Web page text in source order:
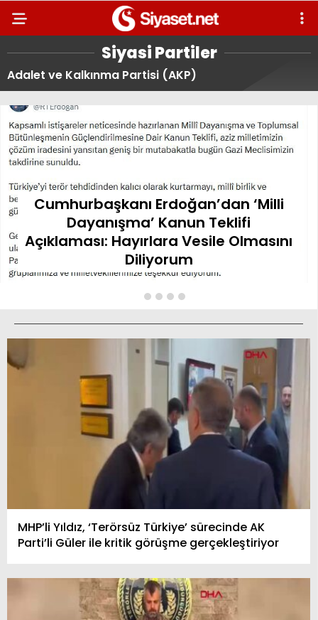
Siyasi Partiler
Adalet ve Kalkınma Partisi (AKP)
Cumhurbaşkanı Erdoğan’dan ‘Milli
Dayanışma’ Kanun Teklifi
Açıklaması: Hayırlara Vesile Olmasını
Diliyorum
MHP’li Yıldız, ‘Terörsüz Türkiye’ sürecinde AK
Parti’li Güler ile kritik görüşme gerçekleştiriyor